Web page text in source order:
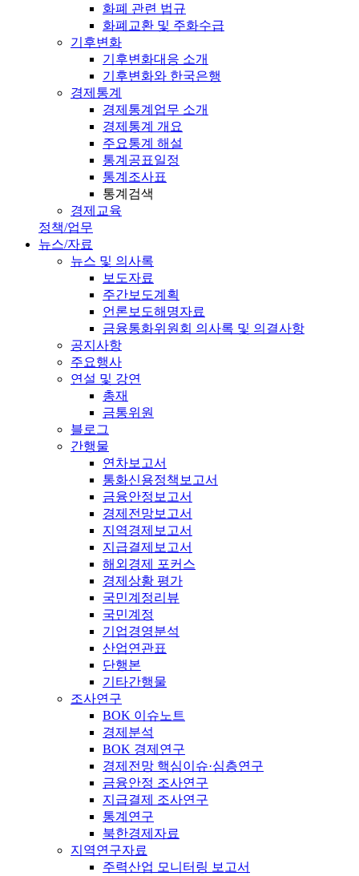
화폐 관련 법규
화폐교환 및 주화수급
기후변화
기후변화대응 소개
기후변화와 한국은행
경제통계
경제통계업무 소개
경제통계 개요
주요통계 해설
통계공표일정
통계조사표
통계검색
경제교육
정책/업무
뉴스/자료
뉴스 및 의사록
보도자료
주간보도계획
언론보도해명자료
금융통화위원회 의사록 및 의결사항
공지사항
주요행사
연설 및 강연
총재
금통위원
블로그
간행물
연차보고서
통화신용정책보고서
금융안정보고서
경제전망보고서
지역경제보고서
지급결제보고서
해외경제 포커스
경제상황 평가
국민계정리뷰
국민계정
기업경영분석
산업연관표
단행본
기타간행물
조사연구
BOK 이슈노트
경제분석
BOK 경제연구
경제전망 핵심이슈·심층연구
금융안정 조사연구
지급결제 조사연구
통계연구
북한경제자료
지역연구자료
주력산업 모니터링 보고서